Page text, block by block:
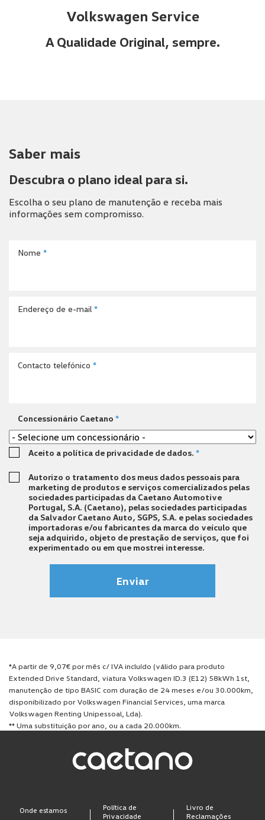
Volkswagen Service
A Qualidade Original, sempre.
Saber mais
Descubra o plano ideal para si.
Escolha o seu plano de manutenção e receba mais
informações sem compromisso.
Nome *
Endereço de e-mail *
Contacto telefónico *
Concessionário Caetano *
Aceito a política de privacidade de dados. *
Autorizo o tratamento dos meus dados pessoais para
marketing de produtos e serviços comercializados pelas
sociedades participadas da Caetano Automotive
Portugal, S.A. (Caetano), pelas sociedades participadas
da Salvador Caetano Auto, SGPS, S.A. e pelas sociedades
importadoras e/ou fabricantes da marca do veículo que
seja adquirido, objeto de prestação de serviços, que foi
experimentado ou em que mostrei interesse.
*A partir de 9,07€ por mês c/ IVA incluído (válido para produto
Extended Drive Standard, viatura Volkswagen ID.3 (E12) 58kWh 1st,
manutenção de tipo BASIC com duração de 24 meses e/ou 30.000km,
disponibilizado por Volkswagen Financial Services, uma marca
Volkswagen Renting Unipessoal, Lda).
** Uma substituição por ano, ou a cada 20.000km.
Onde estamos
Política de
Privacidade
Livro de
Reclamações